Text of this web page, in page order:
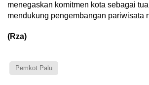
menegaskan komitmen kota sebagai
mendukung pengembangan pariwisata
(Rza)
Pemkot Palu